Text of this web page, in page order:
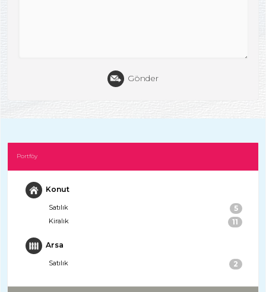
Gönder
Portföy
Konut
Satılık 5
Kiralık 11
Arsa
Satılık 2